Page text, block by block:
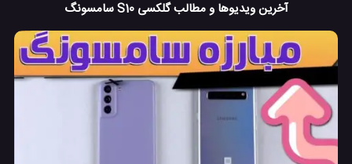
آخرین ویدیوها و مطالب گلکسی S10 سامسونگ